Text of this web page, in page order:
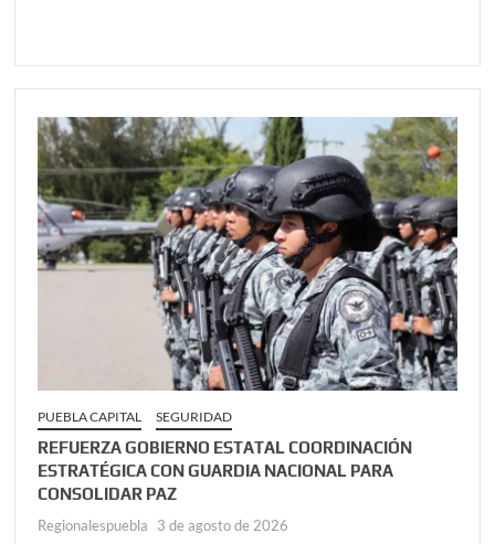
PUEBLA CAPITAL SEGURIDAD
REFUERZA GOBIERNO ESTATAL COORDINACIÓN
ESTRATÉGICA CON GUARDIA NACIONAL PARA
CONSOLIDAR PAZ
Regionalespuebla 3 de agosto de 2026